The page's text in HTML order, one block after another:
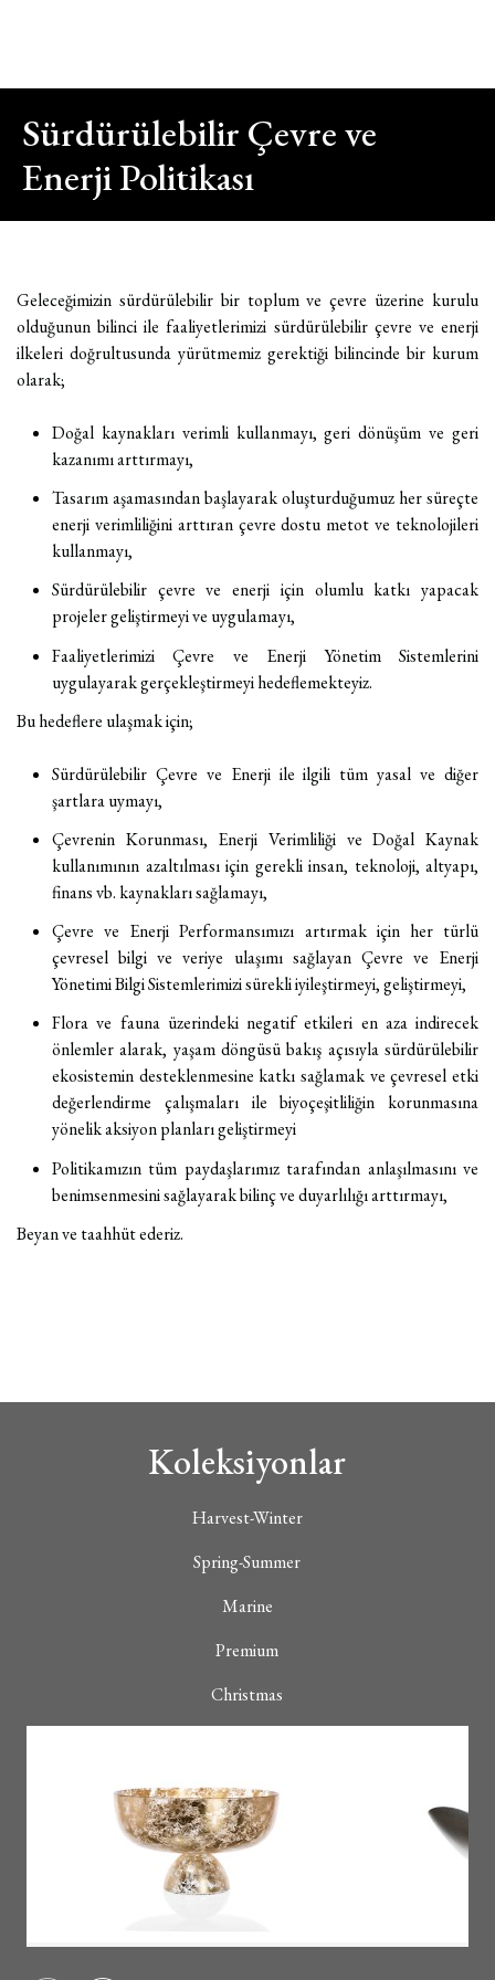
Sürdürülebilir Çevre ve
Enerji Politikası
Geleceğimizin sürdürülebilir bir toplum ve çevre üzerine kurulu
olduğunun bilinci ile faaliyetlerimizi sürdürülebilir çevre ve enerji
ilkeleri doğrultusunda yürütmemiz gerektiği bilincinde bir kurum
olarak;
Doğal kaynakları verimli kullanmayı, geri dönüşüm ve geri
kazanımı arttırmayı,
Tasarım aşamasından başlayarak oluşturduğumuz her süreçte
enerji verimliliğini arttıran çevre dostu metot ve teknolojileri
kullanmayı,
Sürdürülebilir çevre ve enerji için olumlu katkı yapacak
projeler geliştirmeyi ve uygulamayı,
Faaliyetlerimizi Çevre ve Enerji Yönetim Sistemlerini
uygulayarak gerçekleştirmeyi hedeflemekteyiz.
Bu hedeflere ulaşmak için;
Sürdürülebilir Çevre ve Enerji ile ilgili tüm yasal ve diğer
şartlara uymayı,
Çevrenin Korunması, Enerji Verimliliği ve Doğal Kaynak
kullanımının azaltılması için gerekli insan, teknoloji, altyapı,
finans vb. kaynakları sağlamayı,
Çevre ve Enerji Performansımızı artırmak için her türlü
çevresel bilgi ve veriye ulaşımı sağlayan Çevre ve Enerji
Yönetimi Bilgi Sistemlerimizi sürekli iyileştirmeyi, geliştirmeyi,
Flora ve fauna üzerindeki negatif etkileri en aza indirecek
önlemler alarak, yaşam döngüsü bakış açısıyla sürdürülebilir
ekosistemin desteklenmesine katkı sağlamak ve çevresel etki
değerlendirme çalışmaları ile biyoçeşitliliğin korunmasına
yönelik aksiyon planları geliştirmeyi
Politikamızın tüm paydaşlarımız tarafından anlaşılmasını ve
benimsenmesini sağlayarak bilinç ve duyarlılığı arttırmayı,
Beyan ve taahhüt ederiz.
Koleksiyonlar
Harvest-Winter
Spring-Summer
Marine
Premium
Christmas
Hakkımızda
Horeca
Fuarlar
Kalite
İletişim
Bizi Arayın
Copyright ©2024. Tüm hakları saklıdır